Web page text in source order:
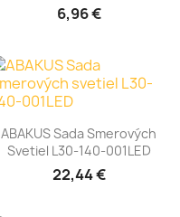
6,96 €
ABAKUS Sada Smerových
Svetiel L30-140-001LED
22,44 €